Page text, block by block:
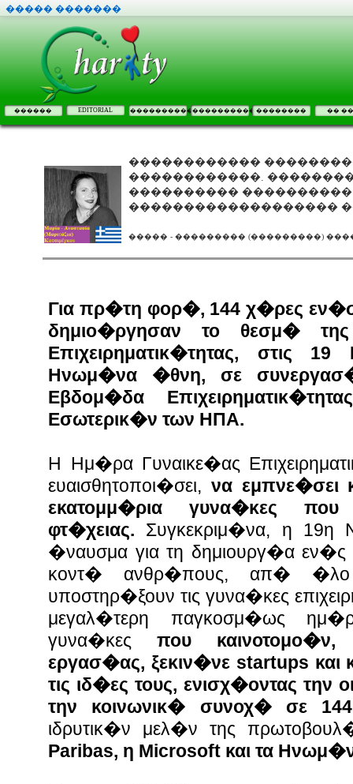
����� �������
������ EDITORIAL �������������������� �������� ��
������������
������������.
���������� ����������
�������������������
����� - ��������� (���������)
Για πρ�τη φορ�, 144 χ�ρες
δημιο�ργησαν το θεσμ�
Επιχειρηματικ�τητας, στις
Ηνωμ�να �θνη, σε
Εβδομ�δα
Εσωτερικ�ν των ΗΠΑ.
Η Ημ�ρα Γυναικε�ας
ευαισθητοποι�σει, να εμπνε�σει
εκατομμ�ρια γυνα�κες
φτ�χειας. Συγκεκριμ�να, η 19η
�ναυσμα για τη δημιουργ�α
κοντ� ανθρ�πους, απ�
υποστηρ�ξουν τις γυνα�κες
μεγαλ�τερη παγκοσμ�ως
γυνα�κες που καινοτομο�ν,
εργασ�ας, ξεκιν�νε startups και
τις ιδ�ες τους, ενισχ�οντας την
την κοινωνικ� συνοχ� σε
ιδρυτικ�ν μελ�ν της
Paribas, η Microsoft και τα